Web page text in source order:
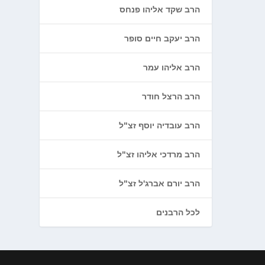
הרב שקד אליהו פנחס
הרב יעקב חיים סופר
הרב אליהו עמר
הרב הרצל חודר
הרב עובדיה יוסף זצ"ל
הרב מרדכי אליהו זצ"ל
הרב יורם אברג'ל זצ"ל
לכל הרבנים